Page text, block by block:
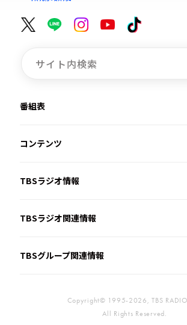
番組表
コンテンツ
TBSラジオ情報
TBSラジオ関連情報
TBSグループ関連情報
Copyright© 1995-2026, TBS
All Rights Reserved.